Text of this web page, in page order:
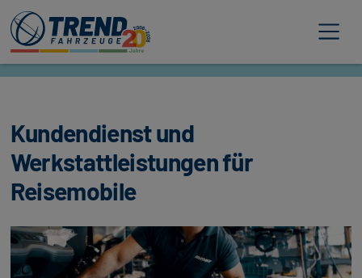
Kundendienst und
Werkstattleistungen für
Reisemobile